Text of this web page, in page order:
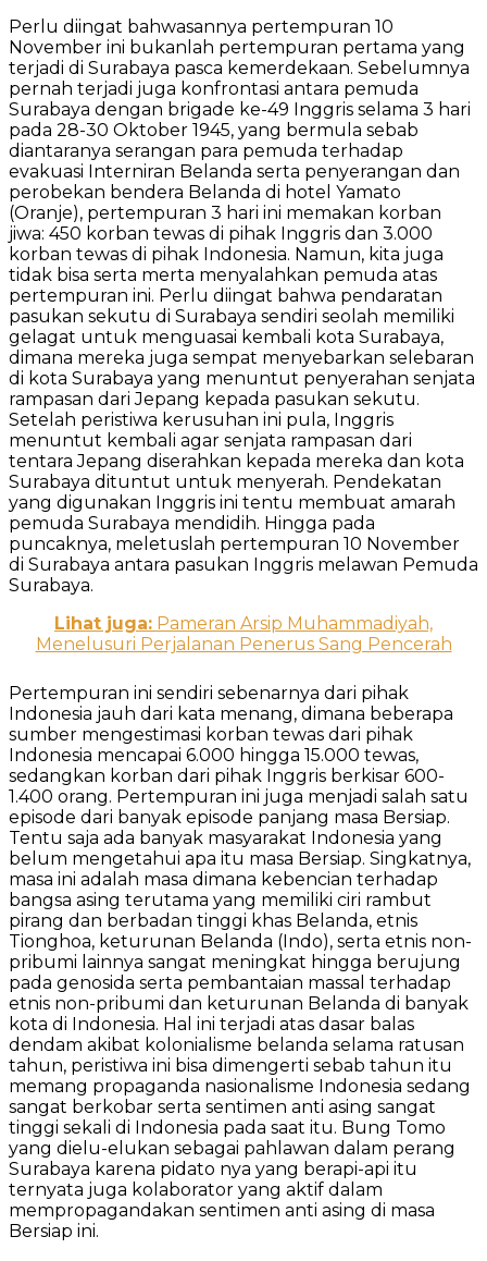
Perlu diingat bahwasannya pertempuran 10
November ini bukanlah pertempuran pertama yang
terjadi di Surabaya pasca kemerdekaan. Sebelumnya
pernah terjadi juga konfrontasi antara pemuda
Surabaya dengan brigade ke-49 Inggris selama 3 hari
pada 28-30 Oktober 1945, yang bermula sebab
diantaranya serangan para pemuda terhadap
evakuasi Interniran Belanda serta penyerangan dan
perobekan bendera Belanda di hotel Yamato
(Oranje), pertempuran 3 hari ini memakan korban
jiwa: 450 korban tewas di pihak Inggris dan 3.000
korban tewas di pihak Indonesia. Namun, kita juga
tidak bisa serta merta menyalahkan pemuda atas
pertempuran ini. Perlu diingat bahwa pendaratan
pasukan sekutu di Surabaya sendiri seolah memiliki
gelagat untuk menguasai kembali kota Surabaya,
dimana mereka juga sempat menyebarkan selebaran
di kota Surabaya yang menuntut penyerahan senjata
rampasan dari Jepang kepada pasukan sekutu.
Setelah peristiwa kerusuhan ini pula, Inggris
menuntut kembali agar senjata rampasan dari
tentara Jepang diserahkan kepada mereka dan kota
Surabaya dituntut untuk menyerah. Pendekatan
yang digunakan Inggris ini tentu membuat amarah
pemuda Surabaya mendidih. Hingga pada
puncaknya, meletuslah pertempuran 10 November
di Surabaya antara pasukan Inggris melawan Pemuda
Surabaya.
Lihat juga: Pameran Arsip Muhammadiyah,
Menelusuri Perjalanan Penerus Sang Pencerah
Pertempuran ini sendiri sebenarnya dari pihak
Indonesia jauh dari kata menang, dimana beberapa
sumber mengestimasi korban tewas dari pihak
Indonesia mencapai 6.000 hingga 15.000 tewas,
sedangkan korban dari pihak Inggris berkisar 600-
1.400 orang. Pertempuran ini juga menjadi salah satu
episode dari banyak episode panjang masa Bersiap.
Tentu saja ada banyak masyarakat Indonesia yang
belum mengetahui apa itu masa Bersiap. Singkatnya,
masa ini adalah masa dimana kebencian terhadap
bangsa asing terutama yang memiliki ciri rambut
pirang dan berbadan tinggi khas Belanda, etnis
Tionghoa, keturunan Belanda (Indo), serta etnis non-
pribumi lainnya sangat meningkat hingga berujung
pada genosida serta pembantaian massal terhadap
etnis non-pribumi dan keturunan Belanda di banyak
kota di Indonesia. Hal ini terjadi atas dasar balas
dendam akibat kolonialisme belanda selama ratusan
tahun, peristiwa ini bisa dimengerti sebab tahun itu
memang propaganda nasionalisme Indonesia sedang
sangat berkobar serta sentimen anti asing sangat
tinggi sekali di Indonesia pada saat itu. Bung Tomo
yang dielu-elukan sebagai pahlawan dalam perang
Surabaya karena pidato nya yang berapi-api itu
ternyata juga kolaborator yang aktif dalam
mempropagandakan sentimen anti asing di masa
Bersiap ini.